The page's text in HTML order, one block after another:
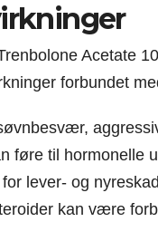
Acetate
forbundet
føre til hormonelle
lever- og
kan være